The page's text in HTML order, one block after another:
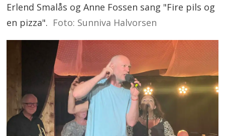
Erlend Smalås og Anne Fossen sang "Fire pils og
en pizza". Foto: Sunniva Halvorsen